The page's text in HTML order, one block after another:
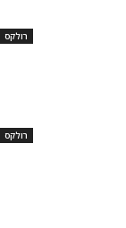
רולקס
רולקס